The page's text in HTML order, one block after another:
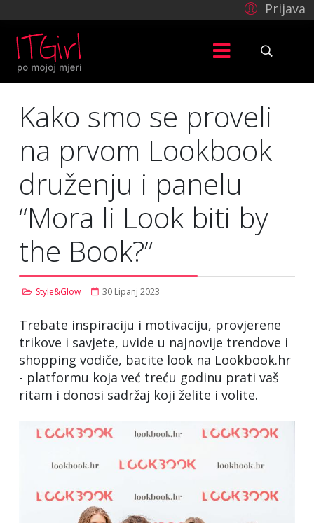
Prijava
Kako smo se proveli
na prvom Lookbook
druženju i panelu
“Mora li Look biti by
the Book?”
Style&Glow 30 Lipanj 2023
Trebate inspiraciju i motivaciju, provjerene
trikove i savjete, uvide u najnovije trendove i
shopping vodiče, bacite look na Lookbook.hr
- platformu koja već treću godinu prati vaš
ritam i donosi sadržaj koji želite i volite.